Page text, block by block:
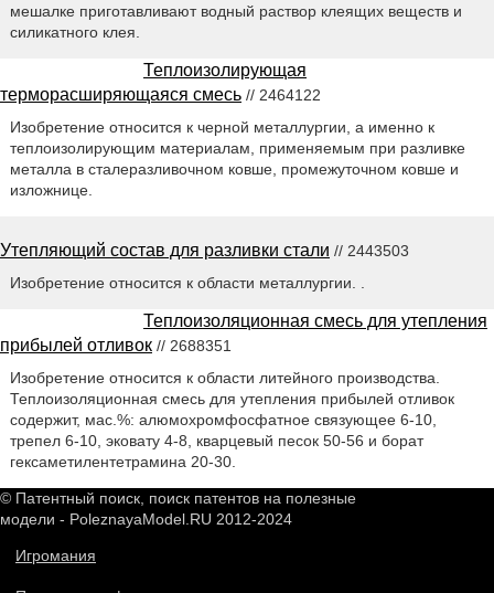
мешалке приготавливают водный раствор клеящих веществ и
силикатного клея.
Теплоизолирующая
терморасширяющаяся смесь // 2464122
Изобретение относится к черной металлургии, а именно к
теплоизолирующим материалам, применяемым при разливке
металла в сталеразливочном ковше, промежуточном ковше и
изложнице.
Утепляющий состав для разливки стали // 2443503
Изобретение относится к области металлургии. .
Теплоизоляционная смесь для утепления
прибылей отливок // 2688351
Изобретение относится к области литейного производства.
Теплоизоляционная смесь для утепления прибылей отливок
содержит, мас.%: алюмохромфосфатное связующее 6-10,
трепел 6-10, эковату 4-8, кварцевый песок 50-56 и борат
гексаметилентетрамина 20-30.
© Патентный поиск, поиск патентов на полезные
модели - PoleznayaModel.RU 2012-2024
Игромания